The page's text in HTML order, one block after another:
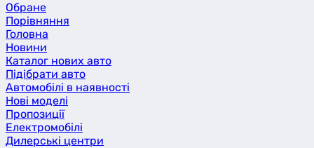
Обране
Порівняння
Головна
Новини
Каталог нових авто
Підібрати авто
Автомобілі в наявності
Нові моделі
Пропозиції
Eлектромобілі
Дилерські центри